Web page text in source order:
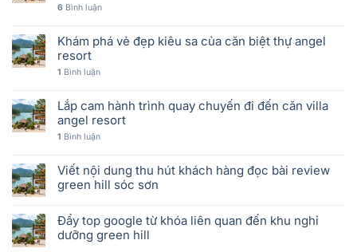
6 Bình luận
Khám phá vẻ đẹp kiêu sa của căn biệt thự angel
resort
1 Bình luận
Lắp cam hành trình quay chuyến đi đến căn villa
angel resort
1 Bình luận
Viết nội dung thu hút khách hàng đọc bài review
green hill sóc sơn
Đẩy top google từ khóa liên quan đến khu nghỉ
dưỡng green hill